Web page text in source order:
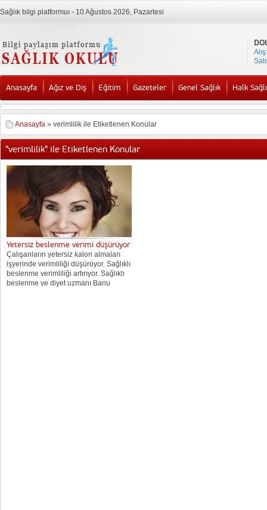
Sağlık bilgi platformuı - 10 Ağustos 2026, Pazartesi
Alış:
Anasayfa Ağız ve Diş Eğitim Gazeteler Genel Sağlık Halk
Anasayfa » verimlilik ile Etiketlenen Konular
"verimlilik" ile Etiketlenen Konular
Yetersiz beslenme verimi düşürüyor
Çalışanların yetersiz kalori almaları
işyerinde verimliliği düşürüyor. Sağlıklı
beslenme verimliliği artırıyor. Sağlıklı
beslenme ve diyet uzmanı Banu